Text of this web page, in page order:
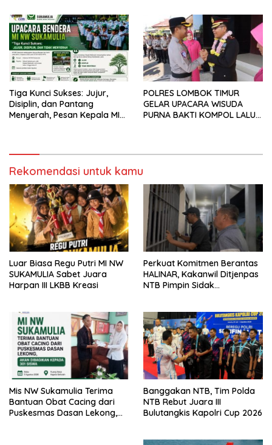
Tiga Kunci Sukses: Jujur,
Disiplin, dan Pantang
Menyerah, Pesan Kepala MI
POLRES LOMBOK TIMUR
GELAR UPACARA WISUDA
PURNA BAKTI KOMPOL LALU
Rekomendasi untuk kamu
Luar Biasa Regu Putri MI NW
SUKAMULIA Sabet Juara
Harpan III LKBB Kreasi
Perkuat Komitmen Berantas
HALINAR, Kakanwil Ditjenpas
NTB Pimpin Sidak
Mis NW Sukamulia Terima
Bantuan Obat Cacing dari
Puskesmas Dasan Lekong,
Banggakan NTB, Tim Polda
NTB Rebut Juara III
Bulutangkis Kapolri Cup 2026